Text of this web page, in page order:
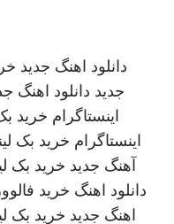
دانلود اهنگ جدید
جدید دانلود اهنگ
اینستاگرام خرید
اینستاگرام خرید بک
آهنگ جدید خرید بک
دانلود اهنگ خرید
اهنگ جدید خرید بک